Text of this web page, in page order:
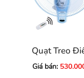
Quạt Treo
Khiển
TR1683
Giá bán: